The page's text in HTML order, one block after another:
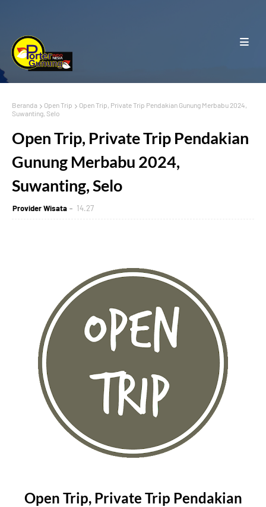
Beranda Open Trip
Open Trip, Private Trip Pendakian Gunung Merbabu 2024,
Suwanting, Selo
Open Trip, Private Trip Pendakian
Gunung Merbabu 2024,
Suwanting, Selo
Provider Wisata 14.27
Open Trip, Private Trip Pendakian